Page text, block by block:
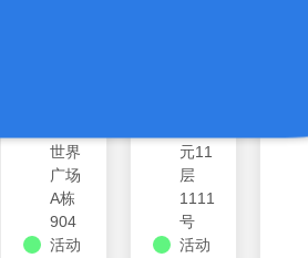
世界
广场
A栋
904
活动
元11
层
1111
号
活动